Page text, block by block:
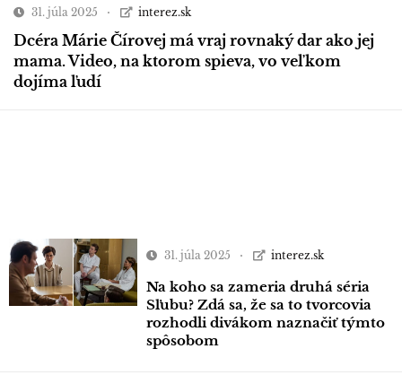
31. júla 2025 interez.sk
Dcéra Márie Čírovej má vraj rovnaký dar ako jej
mama. Video, na ktorom spieva, vo veľkom
dojíma ľudí
31. júla 2025 interez.sk
Na koho sa zameria druhá séria
Sľubu? Zdá sa, že sa to tvorcovia
rozhodli divákom naznačiť týmto
spôsobom